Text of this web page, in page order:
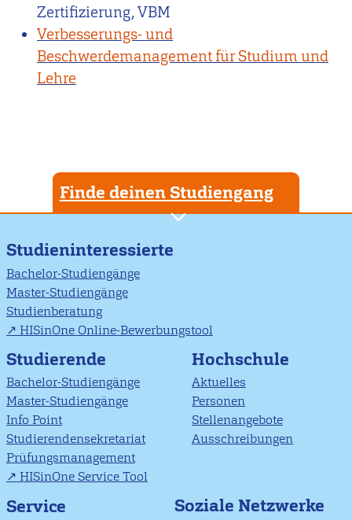
Zertifizierung, VBM
Verbesserungs- und
Beschwerdemanagement für Studium und
Lehre
Finde deinen Studiengang
Studieninteressierte
Bachelor-Studiengänge
Master-Studiengänge
Studienberatung
HISinOne Online-Bewerbungstool
Studierende
Bachelor-Studiengänge
Master-Studiengänge
Info Point
Studierendensekretariat
Prüfungsmanagement
HISinOne Service Tool
Hochschule
Aktuelles
Personen
Stellenangebote
Ausschreibungen
Service Soziale Netzwerke